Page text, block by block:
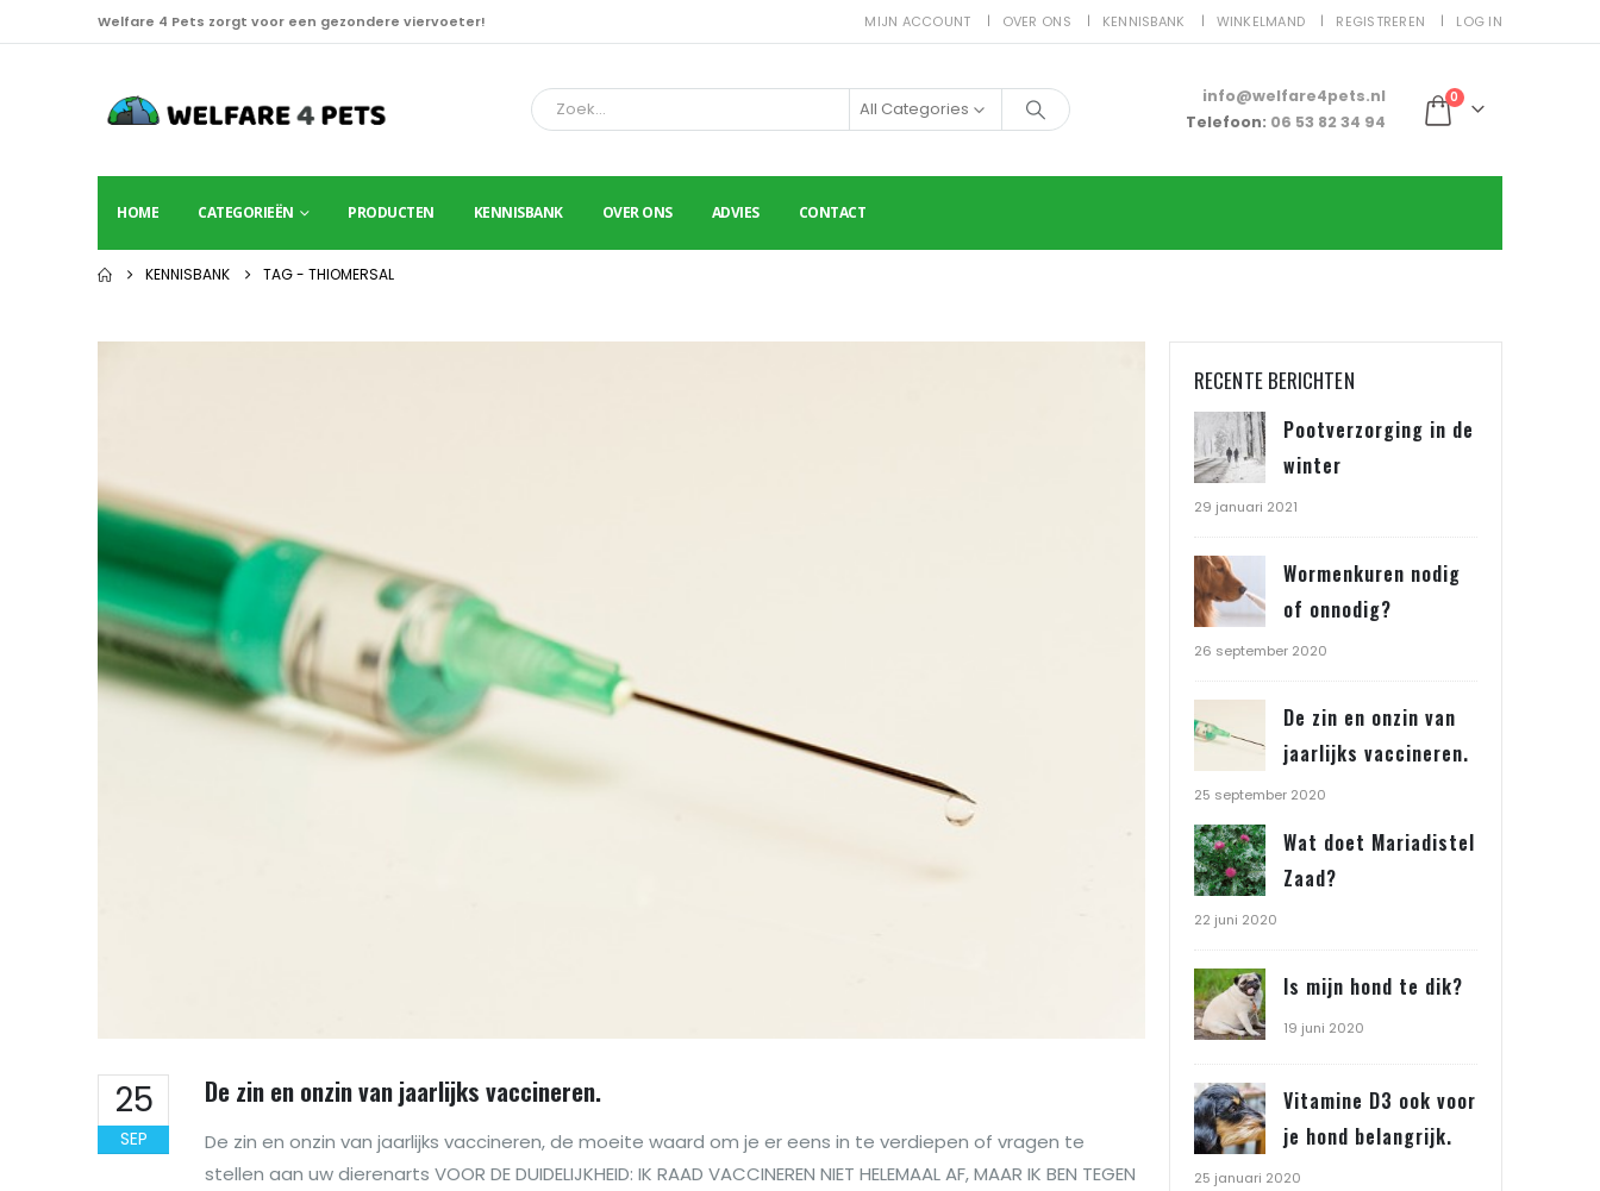
Welfare 4 Pets zorgt voor een gezondere viervoeter! MIJN ACCOUNT OVER ONS KENNISBANK WINKELMAND REGISTREREN LOG IN
All Categories
info@welfare4pets.nl
Telefoon: 06 53 82 34 94
0
HOME CATEGORIEËN PRODUCTEN KENNISBANK OVER ONS ADVIES CONTACT
KENNISBANK TAG - THIOMERSAL
25
SEP
De zin en onzin van jaarlijks vaccineren.
De zin en onzin van jaarlijks vaccineren, de moeite waard om je er eens in te verdiepen of vragen te
stellen aan uw dierenarts VOOR DE DUIDELIJKHEID: IK RAAD VACCINEREN NIET HELEMAAL AF, MAAR IK BEN TEGEN
RECENTE BERICHTEN
Pootverzorging in de
winter
29 januari 2021
Wormenkuren nodig
of onnodig?
26 september 2020
De zin en onzin van
jaarlijks vaccineren.
25 september 2020
Wat doet Mariadistel
Zaad?
22 juni 2020
Is mijn hond te dik?
19 juni 2020
Vitamine D3 ook voor
je hond belangrijk.
25 januari 2020